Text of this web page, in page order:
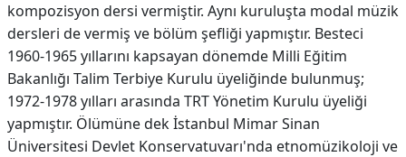
kompozisyon dersi vermiştir. Aynı kuruluşta modal müzik
dersleri de vermiş ve bölüm şefliği yapmıştır. Besteci
1960-1965 yıllarını kapsayan dönemde Milli Eğitim
Bakanlığı Talim Terbiye Kurulu üyeliğinde bulunmuş;
1972-1978 yılları arasında TRT Yönetim Kurulu üyeliği
yapmıştır. Ölümüne dek İstanbul Mimar Sinan
Üniversitesi Devlet Konservatuvarı'nda etnomüzikoloji ve